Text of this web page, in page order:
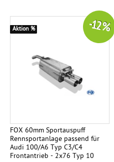
FOX 60mm Sportauspuff
Rennsportanlage passend für
Audi 100/A6 Typ C3/C4
Frontantrieb - 2x76 Typ 10
-12 %
Aktion %